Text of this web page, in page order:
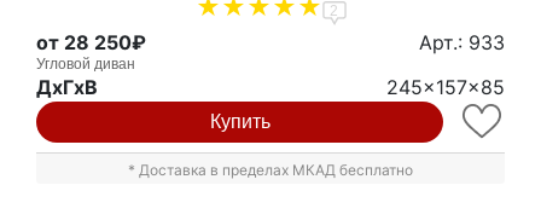
2
от 28 250₽ Арт.: 933
Угловой диван
ДxГxВ 245x157x85
Купить
* Доставка в пределах МКАД бесплатно